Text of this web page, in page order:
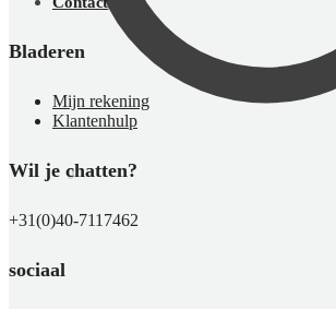
€0,00 0
Bladeren
Mijn rekening
Klantenhulp
Wil je chatten?
+31(0)40-7117462
sociaal